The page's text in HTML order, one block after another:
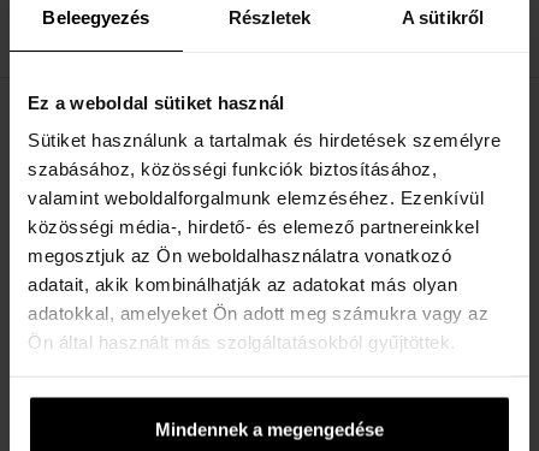
Beleegyezés Részletek A sütikről
Ez a weboldal sütiket használ
Sütiket használunk a tartalmak és hirdetések személyre
szabásához, közösségi funkciók biztosításához,
valamint weboldalforgalmunk elemzéséhez. Ezenkívül
közösségi média-, hirdető- és elemező partnereinkkel
megosztjuk az Ön weboldalhasználatra vonatkozó
adatait, akik kombinálhatják az adatokat más olyan
adatokkal, amelyeket Ön adott meg számukra vagy az
Ön által használt más szolgáltatásokból gyűjtöttek.
Mindennek a megengedése
HASZNOS INFORMÁCIÓK
Kapcsolatfelvételi űrlap
Kapcsolat
VÁSÁRLÓI TÁJÉKOZTATÓ